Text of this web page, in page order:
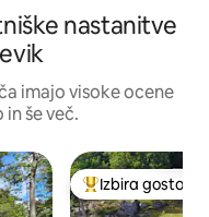
nastanitve
imajo visoke ocene
še več.
»Izbira gostov«
Najbolj
Izbira gostov